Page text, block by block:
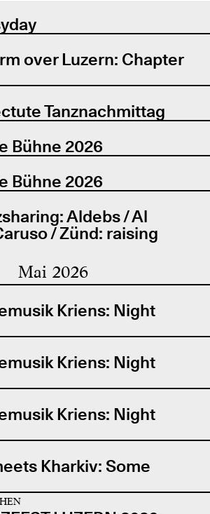
over Luzern: Chapter
Tanznachmittag
Bühne 2026
Bühne 2026
Aldebs / Al
/ Zünd: raising
Mai 2026
Kriens: Night
Kriens: Night
Kriens: Night
Kharkiv: Some